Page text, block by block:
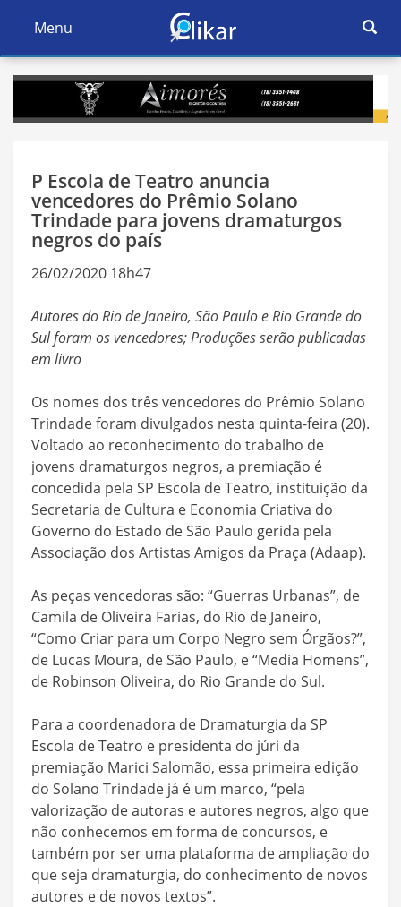
Ativar
Navegação
Menu
Ativar
P Escola de Teatro anuncia
vencedores do Prêmio Solano
Trindade para jovens dramaturgos
negros do país
26/02/2020 18h47
Autores do Rio de Janeiro, São Paulo e Rio Grande do
Sul foram os vencedores; Produções serão publicadas
em livro
Os nomes dos três vencedores do Prêmio Solano
Trindade foram divulgados nesta quinta-feira (20).
Voltado ao reconhecimento do trabalho de
jovens dramaturgos negros, a premiação é
concedida pela SP Escola de Teatro, instituição da
Secretaria de Cultura e Economia Criativa do
Governo do Estado de São Paulo gerida pela
Associação dos Artistas Amigos da Praça (Adaap).
As peças vencedoras são: “Guerras Urbanas”, de
Camila de Oliveira Farias, do Rio de Janeiro,
“Como Criar para um Corpo Negro sem Órgãos?”,
de Lucas Moura, de São Paulo, e “Media Homens”,
de Robinson Oliveira, do Rio Grande do Sul.
Para a coordenadora de Dramaturgia da SP
Escola de Teatro e presidenta do júri da
premiação Marici Salomão, essa primeira edição
do Solano Trindade já é um marco, “pela
valorização de autoras e autores negros, algo que
não conhecemos em forma de concursos, e
também por ser uma plataforma de ampliação do
que seja dramaturgia, do conhecimento de novos
autores e de novos textos”.